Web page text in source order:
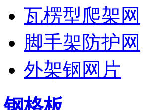
瓦楞型爬架网
脚手架防护网
外架钢网片